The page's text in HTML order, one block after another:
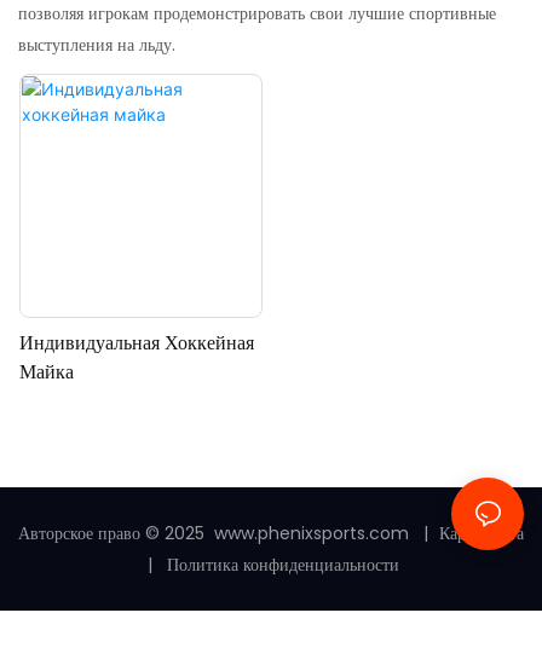
позволяя игрокам продемонстрировать свои лучшие спортивные
выступления на льду.
Индивидуальная Хоккейная
Майка
Авторское право © 2025 www.phenixsports.com | Карта сайта
|
Политика конфиденциальности